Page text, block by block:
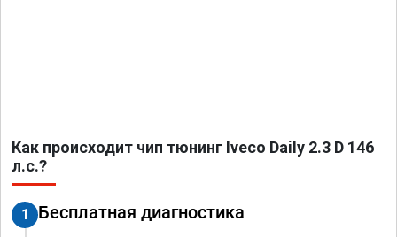
Как происходит чип тюнинг Iveco Daily 2.3 D 146
л.с.?
1 Бесплатная диагностика